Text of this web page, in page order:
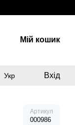
Мій кошик
Укр Вхід
Артикул
000986